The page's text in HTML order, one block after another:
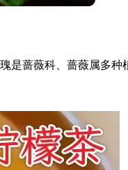
是蔷薇科、蔷薇属多